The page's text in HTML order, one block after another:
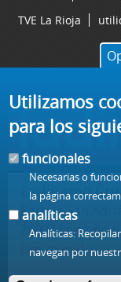
TVE La Rioja
Ladinamo
Parque San
26007 Logroño
[ver mapa]
Utilizamos
para los
funcionales
Necesarias o
la página
analíticas
Analíticas:
navegan por